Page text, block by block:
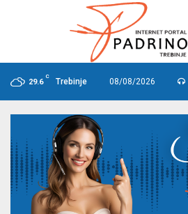
29.6
C
Trebinje 08/08/2026